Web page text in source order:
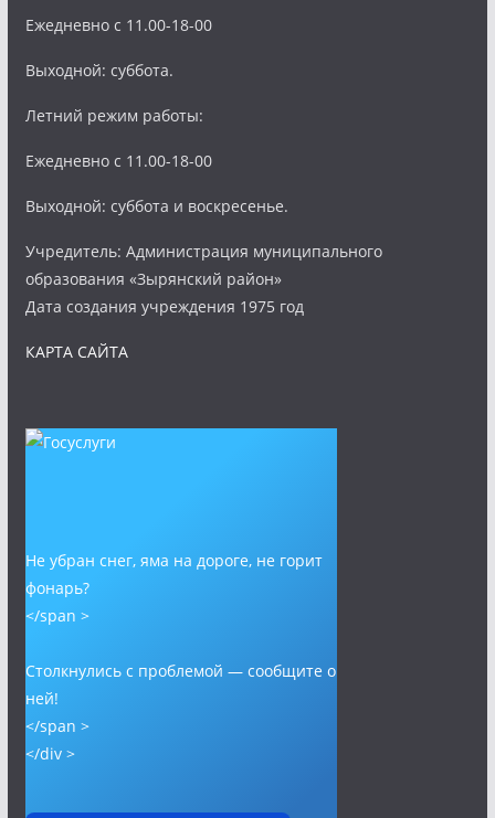
Ежедневно с 11.00-18-00
Выходной: суббота.
Летний режим работы:
Ежедневно с 11.00-18-00
Выходной: суббота и воскресенье.
Учредитель: Администрация муниципального
образования «Зырянский район»
Дата создания учреждения 1975 год
КАРТА САЙТА
Не убран снег, яма на дороге, не горит
фонарь?
</span >
Столкнулись с проблемой — сообщите о
ней!
</span >
</div >